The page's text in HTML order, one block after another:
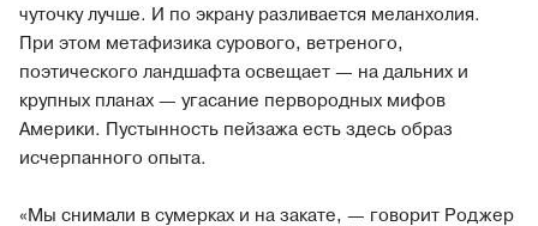
чуточку лучше. И по экрану разливается меланхолия.
При этом метафизика сурового, ветреного,
поэтического ландшафта освещает — на дальних и
крупных планах — угасание первородных мифов
Америки. Пустынность пейзажа есть здесь образ
исчерпанного опыта.
«Мы снимали в сумерках и на закате, — говорит Роджер